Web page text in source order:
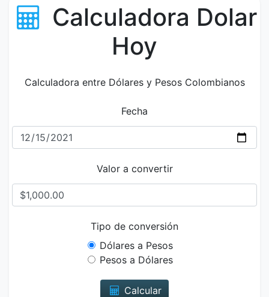
Calculadora Dolar
Hoy
Calculadora entre Dólares y Pesos Colombianos
Fecha
Valor a convertir
Tipo de conversión
Dólares a Pesos
Pesos a Dólares
Calcular